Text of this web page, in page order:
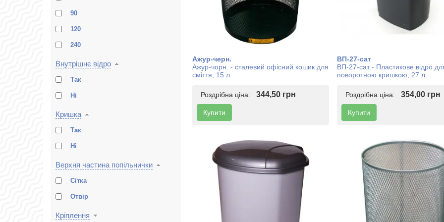
90
120
240
Внутрішнє відро
Так
Ні
Кришка
Так
Ні
Верхня частина попільнички
Сітка
Отвір
Кріплення
Ажур-черн.
Ажур-чорн. - сталевий офісний кошик для
сміття, 15 л
Роздрібна ціна: 344,50 грн
Купити
ВП-27-сат
ВП-27-сат - Пластикове відро
поворотною кришкою, 27 л
Роздрібна ціна: 354,00 грн
Купити